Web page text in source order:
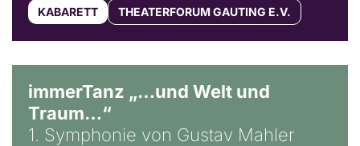
KABARETT THEATERFORUM GAUTING E.V.
immerTanz „…und Welt und
Traum…“
1. Symphonie von Gustav Mahler